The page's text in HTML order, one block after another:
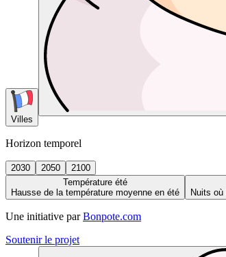
Villes
Horizon temporel
2030 2050
2100
Température été
Hausse de la température moyenne en été
Nuits
Une initiative par Bonpote.com
Soutenir le projet